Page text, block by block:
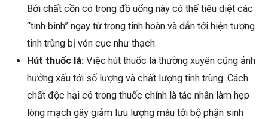
Bới chất cồn có trong đồ uống này có thể tiêu diệt các
“tinh binh” ngay từ trong tinh hoàn và dẫn tới hiện tượng
tinh trùng bị vón cục như thạch.
Hút thuốc lá: Việc hút thuốc lá thường xuyên cũng ảnh
hưởng xấu tới số lượng và chất lượng tinh trùng. Cách
chất độc hại có trong thuốc chính là tác nhân làm hẹp
lòng mạch gây giảm lưu lượng máu tới bộ phận sinh